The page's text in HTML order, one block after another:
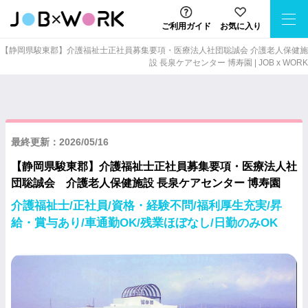
ご利用ガイド お気に入り
【静岡県駿東郡】介護福祉士正社員募集要項・医療法人社団聡誠会 介護老人保健施
設 長泉ケアセンター 博寿園 | JOB x WORK
最終更新：2026/05/16
【静岡県駿東郡】介護福祉士正社員募集要項・医療法人社
団聡誠会 介護老人保健施設 長泉ケアセンター 博寿園
介護福祉士/正社員/資格・経験不問/福利厚生充実/昇
給・賞与あり/車通勤OK/残業ほぼなし/日勤のみOK